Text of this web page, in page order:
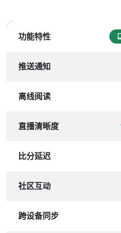
功能特性
推送通知
离线阅读
直播清晰度
比分延迟
社区互动
跨设备同步